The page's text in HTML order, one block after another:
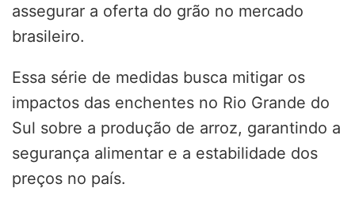
assegurar a oferta do grão no mercado
brasileiro.
Essa série de medidas busca mitigar os
impactos das enchentes no Rio Grande do
Sul sobre a produção de arroz, garantindo a
segurança alimentar e a estabilidade dos
preços no país.